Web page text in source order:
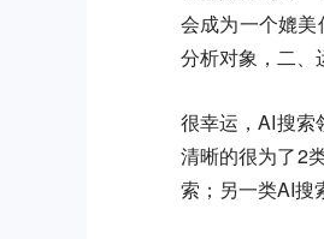
会成为一个媲
分析对象，二、
很幸运，AI搜索
清晰的很为了2
索；另一类AI搜